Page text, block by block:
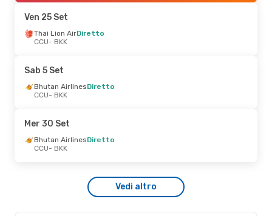
BKK- CCU
Ven 18 Set- Dom 20 Set
Diretto
BKK- CCU
Thai Lion Air
CCU- BKK
Thai Lion Air
Ven 25 Set
Thai Lion AirDiretto
CCU- BKK
Sab 5 Set
Bhutan AirlinesDiretto
CCU- BKK
Mer 30 Set
Bhutan AirlinesDiretto
CCU- BKK
Vedi altro